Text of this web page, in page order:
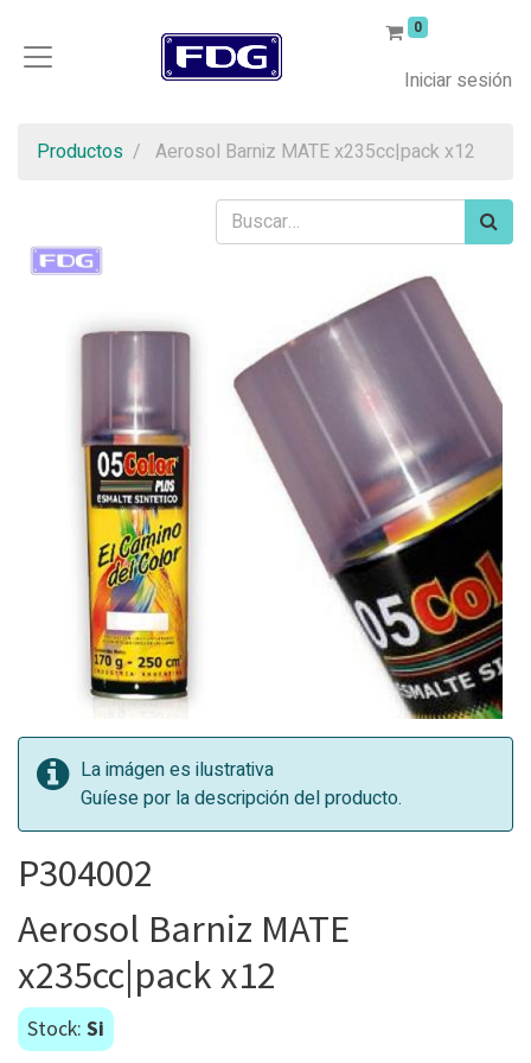
0
Iniciar sesión
Productos Aerosol Barniz MATE x235cc|pack x12
La imágen es ilustrativa
Guíese por la descripción del producto.
P304002
Aerosol Barniz MATE
x235cc|pack x12
Stock: Si